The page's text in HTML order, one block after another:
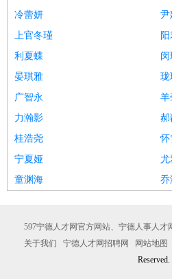
冷蕾妍
尹
上官冬瑾
阳
利夏蝶
闵
晏琪雅
珑
广智永
羊
力瀚影
郝
桂浩尧
怀
宁夏娅
尤
童渊海
乔
597宁德人才网官方网站、宁德人事人才
关于我们
宁德人才网招聘网 网站地图
Reserved.